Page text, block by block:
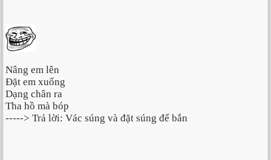
Nâng em lên
Đặt em xuống
Dạng chân ra
Tha hồ mà bóp
-----> Trả lời: Vác súng và đặt súng để bắn